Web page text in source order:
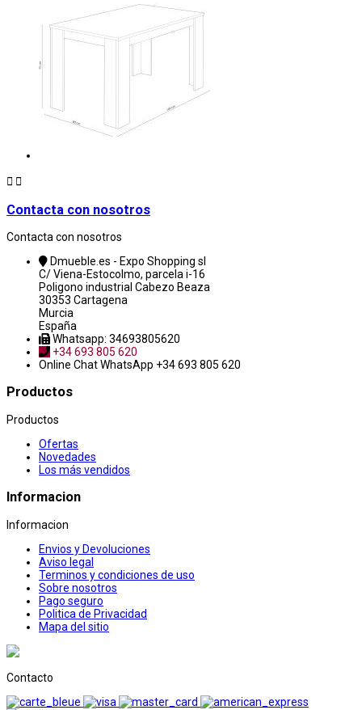
 
Contacta con nosotros
Contacta con nosotros
Dmueble.es - Expo Shopping sl
C/ Viena-Estocolmo, parcela i-16
Poligono industrial Cabezo Beaza
30353 Cartagena
Murcia
España
Whatsapp: 34693805620
+34 693 805 620
Online ChatWhatsApp +34 693 805 620
Productos
Productos
Ofertas
Novedades
Los más vendidos
Informacion
Informacion
Envios y Devoluciones
Aviso legal
Terminos y condiciones de uso
Sobre nosotros
Pago seguro
Politica de Privacidad
Mapa del sitio
Contacto